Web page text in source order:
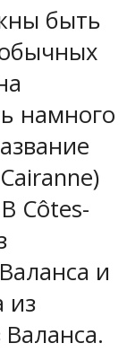
быть
намного
Côtes-
и
из